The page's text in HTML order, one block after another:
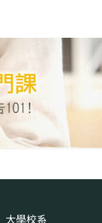
大學校系